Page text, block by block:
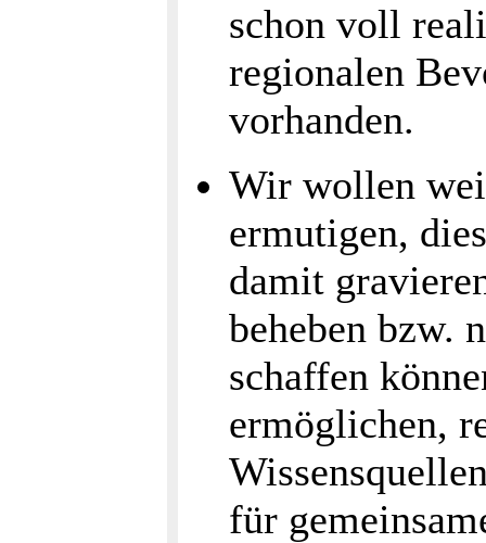
schon voll
regionalen
vorhanden.
Wir wollen
ermutigen,
damit
beheben bzw.
schaffen
ermöglichen,
für